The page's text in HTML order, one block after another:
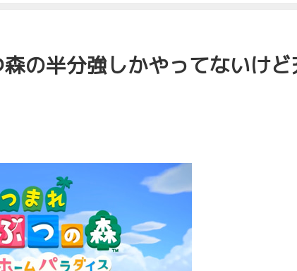
森の半分強しかやってないけ